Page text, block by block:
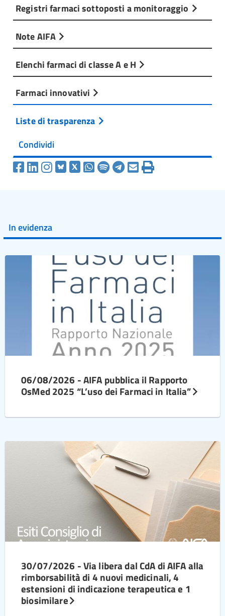
Registri farmaci sottoposti a monitoraggio
Note AIFA
Elenchi farmaci di classe A e H
Farmaci innovativi
Liste di trasparenza
Condividi
In evidenza
06/08/2026 - AIFA pubblica il Rapporto
OsMed 2025 “L’uso dei Farmaci in Italia”
30/07/2026 - Via libera dal CdA di AIFA alla
rimborsabilità di 4 nuovi medicinali, 4
estensioni di indicazione terapeutica e 1
biosimilare